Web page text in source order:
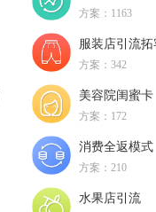
方案：1163
服装店引流拓
方案：342
美容院闺蜜卡
方案：172
消费全返模式
方案：210
水果店引流